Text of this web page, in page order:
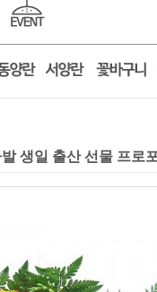
생일 출산 선물 프로